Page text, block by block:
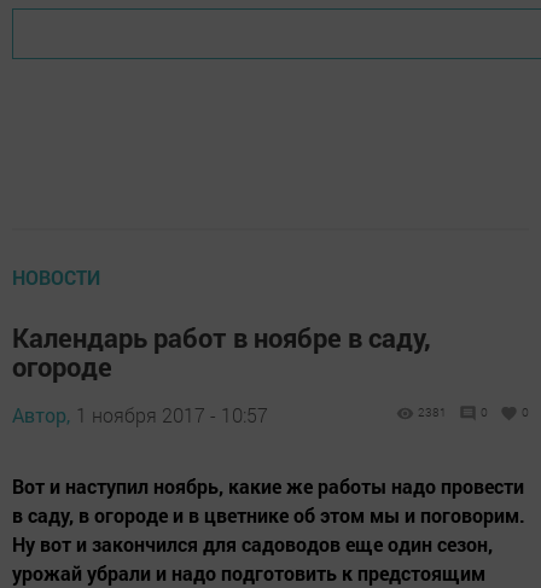
НОВОСТИ
Календарь работ в ноябре в саду,
огороде
Автор, 1 ноября 2017 - 10:57 2381 0 0
Вот и наступил ноябрь, какие же работы надо провести
в саду, в огороде и в цветнике об этом мы и поговорим.
Ну вот и закончился для садоводов еще один сезон,
урожай убрали и надо подготовить к предстоящим